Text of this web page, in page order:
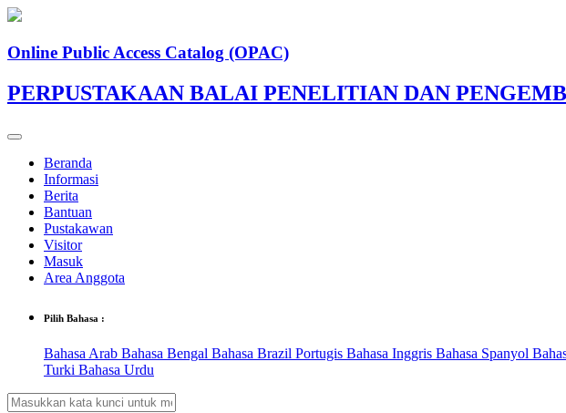
Online Public Access Catalog (OPAC)
PERPUSTAKAAN BALAI PENELITIAN DAN
Beranda
Informasi
Berita
Bantuan
Pustakawan
Visitor
Masuk
Area Anggota
Pilih Bahasa :
Bahasa Arab Bahasa Bengal Bahasa Brazil Portugis Bahasa Inggris Bahasa Spanyol
Turki Bahasa Urdu